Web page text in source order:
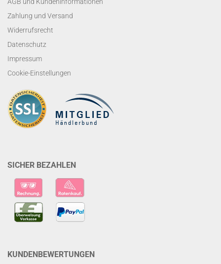
Zahlung und Versand
Widerrufsrecht
Datenschutz
Impressum
Cookie-Einstellungen
SICHER BEZAHLEN
KUNDENBEWERTUNGEN